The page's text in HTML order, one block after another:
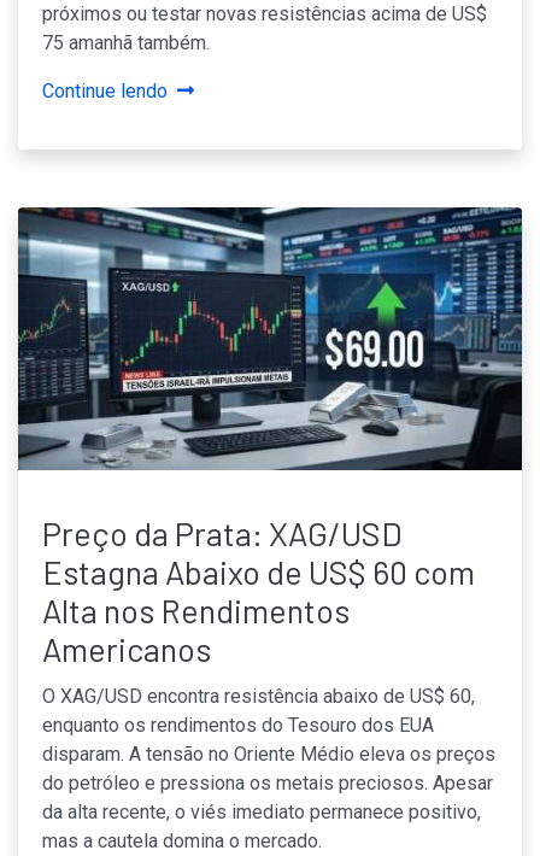
próximos ou testar novas resistências acima de US$
75 amanhã também.
Continue lendo
Preço da Prata: XAG/USD
Estagna Abaixo de US$ 60 com
Alta nos Rendimentos
Americanos
O XAG/USD encontra resistência abaixo de US$ 60,
enquanto os rendimentos do Tesouro dos EUA
disparam. A tensão no Oriente Médio eleva os preços
do petróleo e pressiona os metais preciosos. Apesar
da alta recente, o viés imediato permanece positivo,
mas a cautela domina o mercado.